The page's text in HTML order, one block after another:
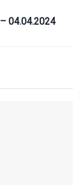
04.04.2024